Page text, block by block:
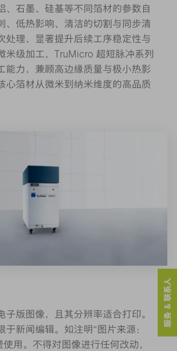
、石墨、硅基等不同箔材的参数自
、低热影响、清洁的切割与同步清
处理、显著提升后续工序稳定性与
米级加工，TruMicro 超短脉冲系列
能力，兼顾高边缘质量与极小热影
心箔材从微米到纳米维度的高品质
子版图像，且其分辨率适合打印。
于新闻编辑。如注明“图片来源：
用。不得对图像进行任何改动，
服务 & 联系人